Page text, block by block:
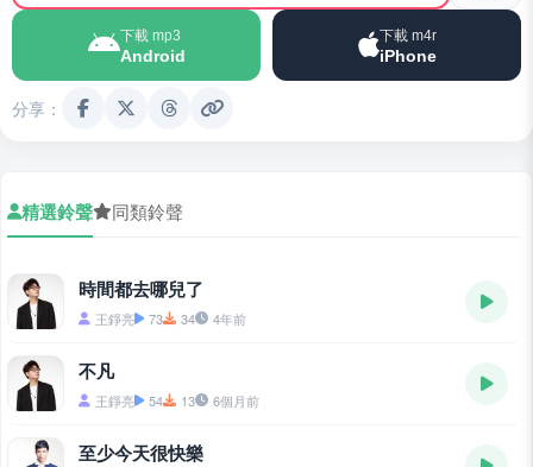
下載 mp3
Android
下載 m4r
iPhone
分享：
精選鈴聲 同類鈴聲
時間都去哪兒了
王錚亮 73 34 4年前
不凡
王錚亮 54 13 6個月前
至少今天很快樂